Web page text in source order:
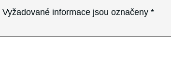
Vyžadované informace jsou označeny*